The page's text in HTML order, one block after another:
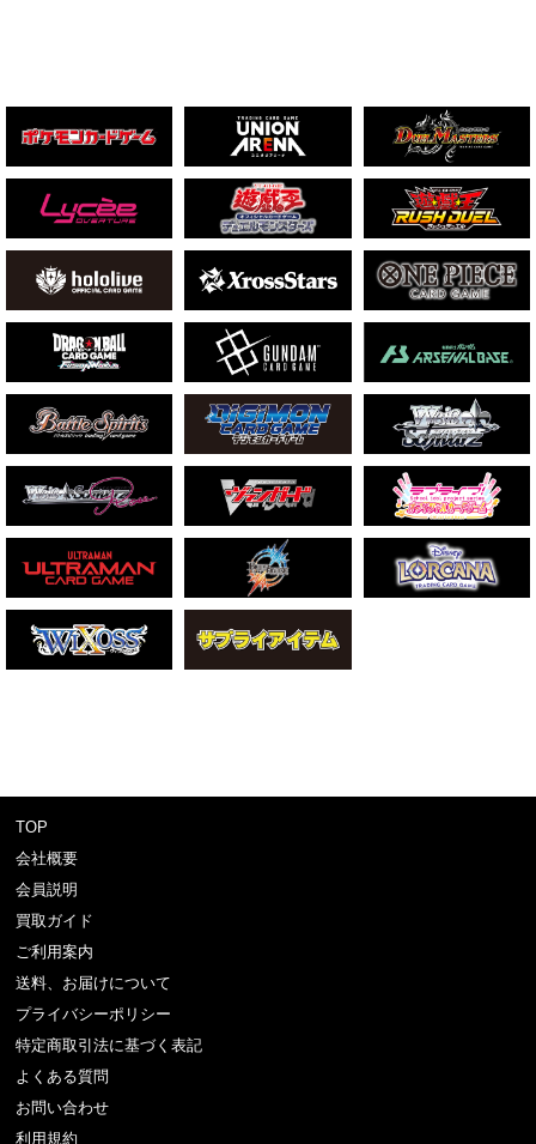
TOP
会社概要
会員説明
買取ガイド
ご利用案内
送料、お届けについて
プライバシーポリシー
特定商取引法に基づく表記
よくある質問
お問い合わせ
利用規約